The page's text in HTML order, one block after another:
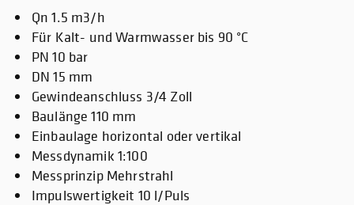
Qn 1.5 m3/h
Für Kalt- und Warmwasser bis 90 °C
PN 10 bar
DN 15 mm
Gewindeanschluss 3/4 Zoll
Baulänge 110 mm
Einbaulage horizontal oder vertikal
Messdynamik 1:100
Messprinzip Mehrstrahl
Impulswertigkeit 10 l/Puls